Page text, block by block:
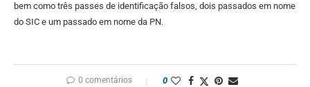
bem como três passes de identificação falsos, dois passados em nome
do SIC e um passado em nome da PN.
0 comentários 0